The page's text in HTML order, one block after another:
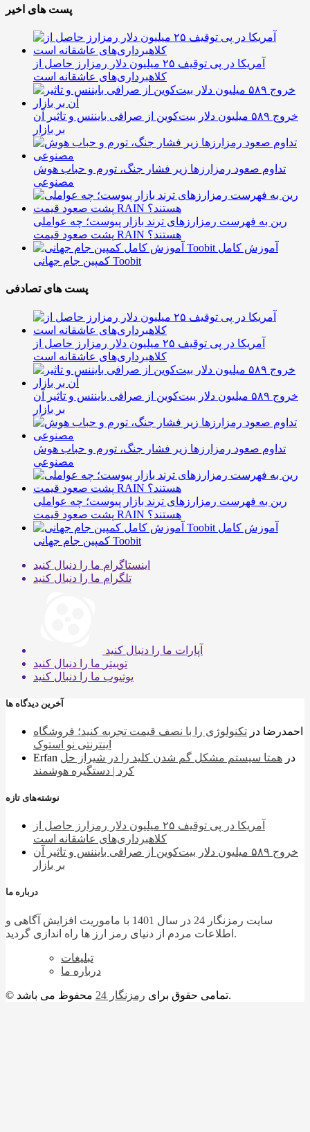
پست های اخیر
آمریکا در پی توقیف ۲۵ میلیون دلار رمزارز حاصل از
کلاهبرداری‌های عاشقانه است
خروج ۵۸۹ میلیون دلار بیت‌کوین از صرافی بایننس و تاثیر آن
بر بازار
تداوم صعود رمزارزها زیر فشار جنگ، تورم و حباب هوش
مصنوعی
رین به فهرست رمزارزهای ترند بازار پیوست؛ چه عواملی
پشت صعود قیمت RAIN هستند؟
آموزش کامل
کمپین جام جهانی Toobit
پست های تصادفی
آمریکا در پی توقیف ۲۵ میلیون دلار رمزارز حاصل از
کلاهبرداری‌های عاشقانه است
خروج ۵۸۹ میلیون دلار بیت‌کوین از صرافی بایننس و تاثیر آن
بر بازار
تداوم صعود رمزارزها زیر فشار جنگ، تورم و حباب هوش
مصنوعی
رین به فهرست رمزارزهای ترند بازار پیوست؛ چه عواملی
پشت صعود قیمت RAIN هستند؟
آموزش کامل
کمپین جام جهانی Toobit
اینستاگرام ما را دنبال کنید
تلگرام ما را دنبال کنید
آپارات ما را دنبال کنید
توییتر ما را دنبال کنید
یوتیوب ما را دنبال کنید
آخرین دیدگاه ها
احمدرضا در تکنولوژی را با نصف قیمت تجربه کنید؛ فروشگاه
اینترنتی نو استوک
Erfan
در همتا سیستم مشکل گم شدن کلید را در شیراز حل
کرد | دستگیره هوشمند
نوشته‌های تازه
آمریکا در پی توقیف ۲۵ میلیون دلار رمزارز حاصل از
کلاهبرداری‌های عاشقانه است
خروج ۵۸۹ میلیون دلار بیت‌کوین از صرافی بایننس و تاثیر آن
بر بازار
درباره ما
سایت رمزنگار 24 در سال 1401 با ماموریت افزایش آگاهی و
اطلاعات مردم از دنیای رمز ارز ها راه اندازی گردید.
تبلیغات
درباره ما
© تمامی حقوق برای رمزنگار 24 محفوظ می باشد.